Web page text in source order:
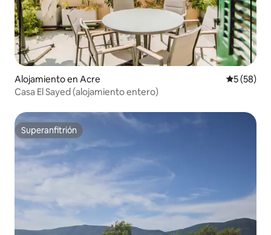
Alojamiento en Acre
5 (58)
Casa El Sayed (alojamiento entero)
Superanfitrión
Superanfitrión